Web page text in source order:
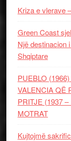
Kriza e vlerave
Green Coast
Një destinacion
Shqiptare
PUEBLO
VALENCIA QË
PRITJE (1937
MOTRAT
Kujtojmë